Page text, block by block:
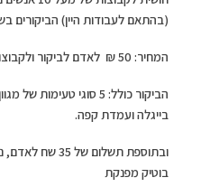
(בהתאם לעבודות היין) הביקורים
המחיר: 50 ₪ לאדם לביקור ולקבוצות קיימות הנחות מיוחדות.
הביקור כולל: 5 סוגי טעימות
בייגלה ועמדת קפה.
ובתוספת תשלום
בוטיק מפנקת